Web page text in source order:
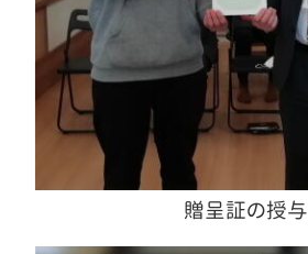
贈呈証の授与